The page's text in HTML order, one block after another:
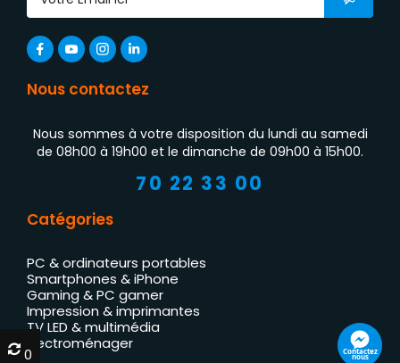
Nous contactez
Nous sommes à votre disposition du lundi au samedi
de 08h00 à 19h00 et le dimanche de 09h00 à 15h00.
70 22 33 00
Catégories
PC & ordinateurs portables
Smartphones & iPhone
Gaming & PC gamer
Impression & imprimantes
TV LED & multimédia
Électroménager
Contactez
nous
0
0